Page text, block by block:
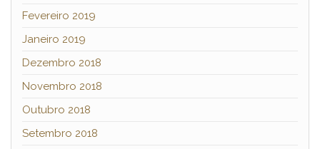
Fevereiro 2019
Janeiro 2019
Dezembro 2018
Novembro 2018
Outubro 2018
Setembro 2018